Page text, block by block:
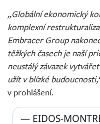
„Globální ekonomický
komplexní
Embracer Group
těžkých časech je naší
neustálý závazek
užít v blízké
v prohlášení.
— EIDOS-